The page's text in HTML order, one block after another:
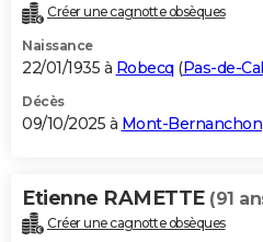
Créer une cagnotte obsèques
Naissance
22/01/1935 à Robecq (Pas-de-
Décès
09/10/2025 à Mont-Bernanchon
Etienne RAMETTE (91
Créer une cagnotte obsèques